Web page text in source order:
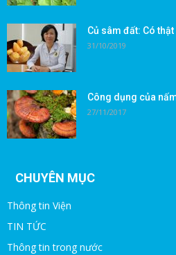
Củ sâm đất: Có
31/10/2019
Công dụng của
27/11/2017
CHUYÊN MỤC
Thông tin Viện
TIN TỨC
Thông tin trong nước